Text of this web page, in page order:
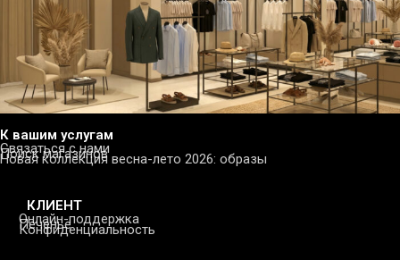
К вашим услугам
Связаться с нами
Поиск магазинов
Новая коллекция весна-лето 2026: образы
КЛИЕНТ
Онлайн-поддержка
Печенье
Конфиденциальность